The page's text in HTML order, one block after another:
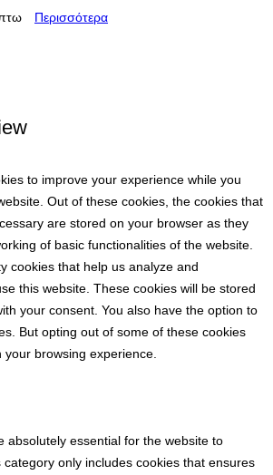
Περισσότερα
to improve your experience while you
Out of these cookies, the cookies that
are stored on your browser as they
of basic functionalities of the website.
cookies that help us analyze and
this website. These cookies will be stored
your consent. You also have the option to
But opting out of some of these cookies
browsing experience.
absolutely essential for the website to
only includes cookies that ensures